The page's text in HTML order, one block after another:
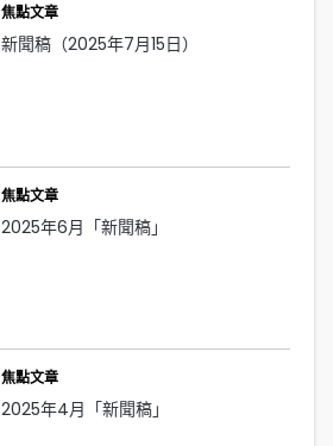
焦點文章
新聞稿（2025年7月15日）
焦點文章
2025年6月「新聞稿」
焦點文章
2025年4月「新聞稿」